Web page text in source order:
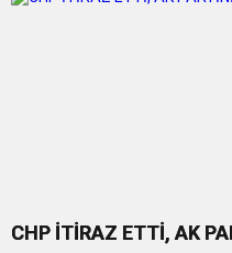
CHP İTİRAZ ETTİ, AK